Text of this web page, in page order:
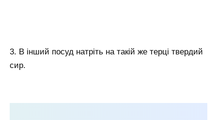
3. В інший посуд натріть на такій же терці твердий
сир.